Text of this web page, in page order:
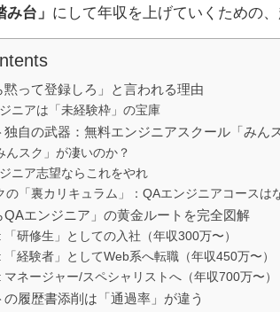
み台」 にして年収を上げていくための
黙って登録しろ」と言われる理由
ニアは「未経験枠」の宝庫
独自の武器：無料エンジニアスクール「みんス
んスク」が凄いのか？
ニア志望ならこれをやれ
の「裏カリキュラム」：QAエンジニアコースは
QAエンジニア」の黄金ルートを完全図解
「研修生」としての入社（年収300万〜）
「経験者」としてWeb系へ転職（年収450万〜）
マネージャー/スペシャリストへ（年収700万〜）
の履歴書添削は「通過率」が違う